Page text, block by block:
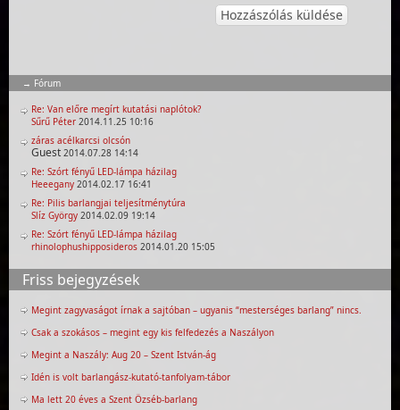
Fórum
Re: Van előre megírt kutatási naplótok?
Sűrű Péter 2014.11.25 10:16
záras acélkarcsi olcsón
Guest 2014.07.28 14:14
Re: Szórt fényű LED-lámpa házilag
Heeegany 2014.02.17 16:41
Re: Pilis barlangjai teljesítménytúra
Slíz György 2014.02.09 19:14
Re: Szórt fényű LED-lámpa házilag
rhinolophushipposideros 2014.01.20 15:05
Friss bejegyzések
Megint zagyvaságot írnak a sajtóban – ugyanis “mesterséges barlang” nincs.
Csak a szokásos – megint egy kis felfedezés a Naszályon
Megint a Naszály: Aug 20 – Szent István-ág
Idén is volt barlangász-kutató-tanfolyam-tábor
Ma lett 20 éves a Szent Özséb-barlang